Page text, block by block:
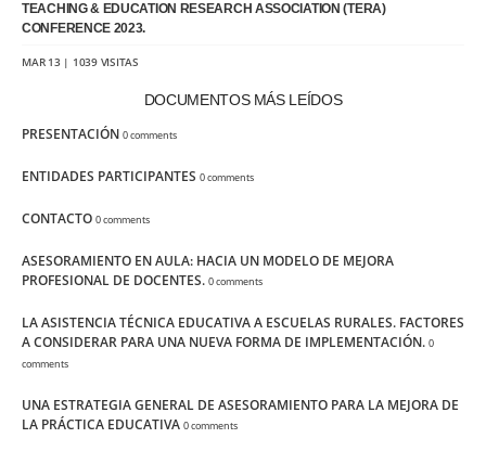
TEACHING & EDUCATION RESEARCH ASSOCIATION (TERA)
CONFERENCE 2023.
MAR 13 | 1039 VISITAS
DOCUMENTOS MÁS LEÍDOS
PRESENTACIÓN 0 comments
ENTIDADES PARTICIPANTES 0 comments
CONTACTO 0 comments
ASESORAMIENTO EN AULA: HACIA UN MODELO DE MEJORA
PROFESIONAL DE DOCENTES. 0 comments
LA ASISTENCIA TÉCNICA EDUCATIVA A ESCUELAS RURALES. FACTORES
A CONSIDERAR PARA UNA NUEVA FORMA DE IMPLEMENTACIÓN. 0
comments
UNA ESTRATEGIA GENERAL DE ASESORAMIENTO PARA LA MEJORA DE
LA PRÁCTICA EDUCATIVA 0 comments